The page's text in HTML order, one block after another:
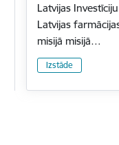
Latvijas
Latvijas
misijā misijā…
Izstāde